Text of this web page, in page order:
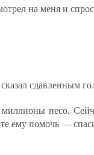
на меня и
сдавленным
песо.
ему помочь —